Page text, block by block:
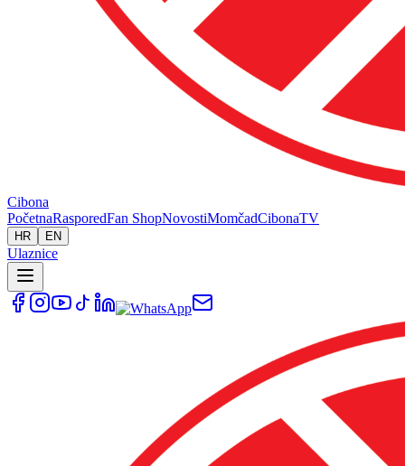
Cibona
PočetnaRasporedFan ShopNovostiMomčadCibonaTV
HR EN
Ulaznice